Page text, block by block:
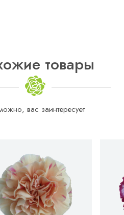
товары
вас заинтересует